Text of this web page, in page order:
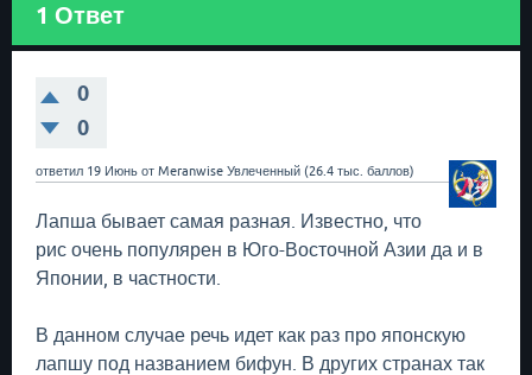
1 Ответ
0
0
ответил 19 Июнь от Meranwise Увлеченный (26.4 тыс. баллов)
Лапша бывает самая разная. Известно, что
рис очень популярен в Юго-Восточной Азии да и в
Японии, в частности.
В данном случае речь идет как раз про японскую
лапшу под названием бифун. В других странах так